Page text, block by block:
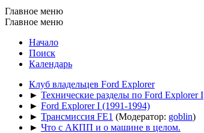
Главное меню
Главное меню
Начало
Поиск
Календарь
Клуб владельцев Ford Explorer
► Технические разделы по Ford Explorer I
► Ford Explorer I (1991-1994)
► Трансмиссия FE1 (Модератор: goblin)
► Что с АКПП и о машине в целом.